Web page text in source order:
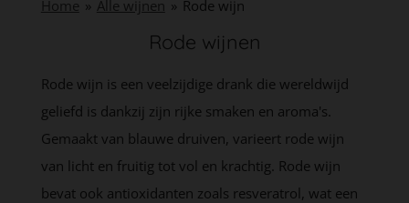
Home » Alle wijnen » Rode wijn
Rode wijnen
Rode wijn is een veelzijdige drank die wereldwijd
geliefd is dankzij zijn rijke smaken en aroma's.
Gemaakt van blauwe druiven, varieert rode wijn
van licht en fruitig tot vol en krachtig. Rode wijn
bevat ook antioxidanten zoals resveratrol, wat een